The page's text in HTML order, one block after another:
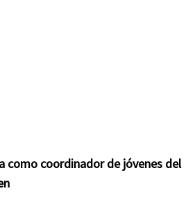
como coordinador de jóvenes del